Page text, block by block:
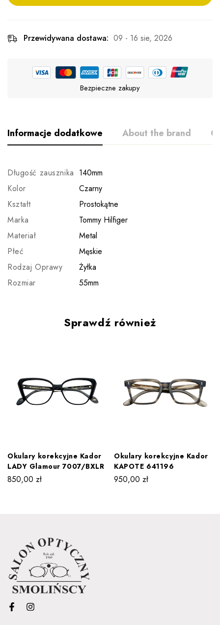
Przewidywana dostawa: 09 - 16 sie, 2026
Bezpieczne zakupy
Informacje dodatkowe About the brand
Długość zausznika 140mm
Kolor
Czarny
Kształt
Prostokątne
Marka
Tommy Hilfiger
Materiał
Metal
Płeć
Męskie
Rodzaj Oprawy
Żyłka
Rozmiar
55mm
Sprawdź również
Okulary korekcyjne Kador
LADY Glamour 7007/BXLR
850,00 zł
Okulary korekcyjne Kador
KAPOTE 641196
950,00 zł